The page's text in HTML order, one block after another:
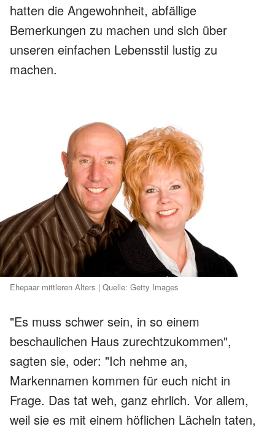
hatten die Angewohnheit, abfällige
Bemerkungen zu machen und sich über
unseren einfachen Lebensstil lustig zu
machen.
Ehepaar mittleren Alters | Quelle: Getty Images
"Es muss schwer sein, in so einem
beschaulichen Haus zurechtzukommen",
sagten sie, oder: "Ich nehme an,
Markennamen kommen für euch nicht in
Frage. Das tat weh, ganz ehrlich. Vor allem,
weil sie es mit einem höflichen Lächeln taten,